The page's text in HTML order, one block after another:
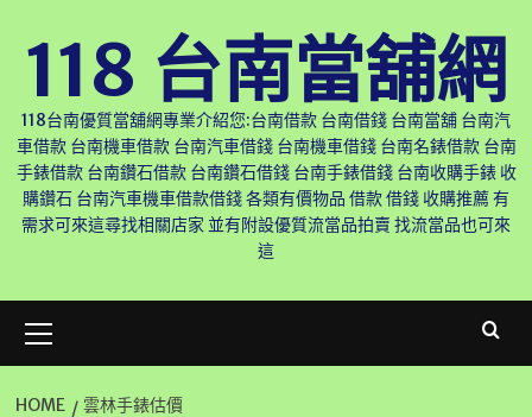
118 台南當舖網
118台南優質當舖網專業介紹您:台南借款 台南借錢 台南當舖 台南汽
車借款 台南機車借款 台南汽車借錢 台南機車借錢 台南名錶借款 台南
手錶借款 台南鑽石借款 台南鑽石借錢 台南手錶借錢 台南收購手錶 收
購鑽石 台南汽車機車借款借錢 各類有價物品 借款 借錢 收購推薦 有
需求可來這尋找相關店家 並有附設優質流當品拍賣 找流當品也可來
這
Menu
HOME 雲林手錶估價